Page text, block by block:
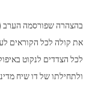
בהצהרה שפורסמה הערב
את קולה לכל הקוראים
לכל הצדדים לנקוט
ולתחילתו של דו שיח